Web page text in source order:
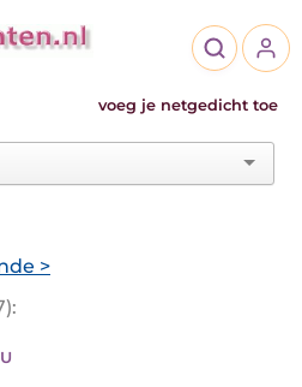
voeg je netgedicht toe
>